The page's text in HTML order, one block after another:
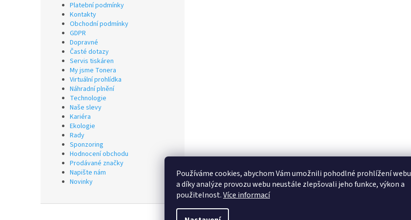
Používáme cookies, abychom Vám umožnili pohodlné prohlížení webu
a díky analýze provozu webu neustále zlepšovali jeho funkce, výkon a
použitelnost.Více informací
Platební podmínky
Kontakty
Obchodní podmínky
GDPR
Dopravné
Časté dotazy
Servis tiskáren
My jsme Tonera
Virtuální prohlídka
Náhradní plnění
Technologie
Naše slevy
Kariéra
Ekologie
Rady
Sponzoring
Hodnocení obchodu
Prodávané značky
Napište nám
Novinky